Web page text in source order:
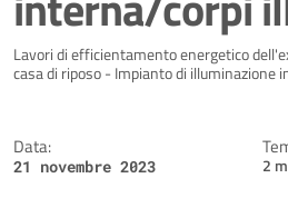
Dettagli della
Lavori di efficientamento energetico
casa di riposo - Impianto di illuminazione
Data:
21 novembre 2023 2